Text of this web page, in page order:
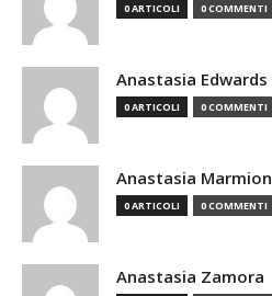
0 ARTICOLI 0 COMMENTI
Anastasia Edwards
0 ARTICOLI 0 COMMENTI
Anastasia Marmion
0 ARTICOLI 0 COMMENTI
Anastasia Zamora